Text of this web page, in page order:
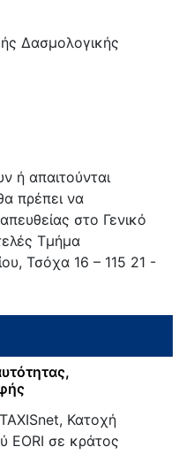
Δασμολογικής
ή απαιτούνται
πρέπει να
στο Γενικό
Τμήμα
Τσόχα 16 – 115 21 -
Κατοχή
EORI σε κράτος